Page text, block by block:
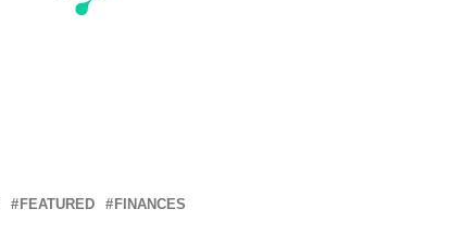
FEATURED FINANCES